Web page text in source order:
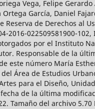
Vega, Felipe Gerardo
Ortega García, Daniel
Reserva de Derechos al
2016-022509581900-102,
por el Instituto
Responsable de la
este número María
Área de Estudios
para el Diseño, Unidad
de la última
Tamaño del archivo 5.70